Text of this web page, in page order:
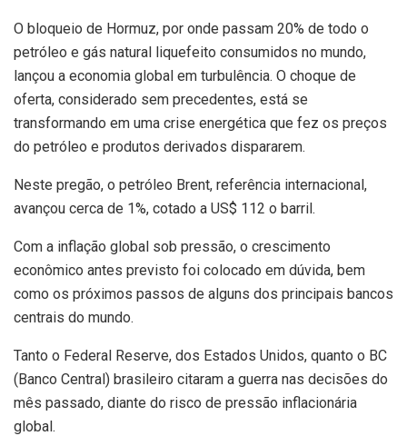
O bloqueio de Hormuz, por onde passam 20% de todo o
petróleo e gás natural liquefeito consumidos no mundo,
lançou a economia global em turbulência. O choque de
oferta, considerado sem precedentes, está se
transformando em uma crise energética que fez os preços
do petróleo e produtos derivados dispararem.
Neste pregão, o petróleo Brent, referência internacional,
avançou cerca de 1%, cotado a US$ 112 o barril.
Com a inflação global sob pressão, o crescimento
econômico antes previsto foi colocado em dúvida, bem
como os próximos passos de alguns dos principais bancos
centrais do mundo.
Tanto o Federal Reserve, dos Estados Unidos, quanto o BC
(Banco Central) brasileiro citaram a guerra nas decisões do
mês passado, diante do risco de pressão inflacionária
global.